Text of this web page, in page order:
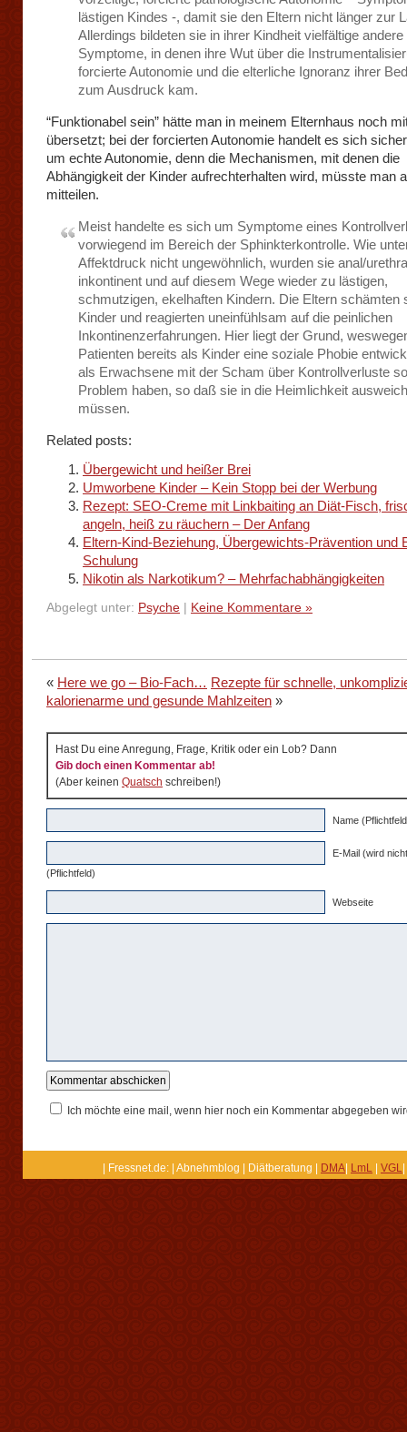
lästigen Kindes -, damit sie den Eltern nicht länger zur
Allerdings bildeten sie in ihrer Kindheit vielfältige andere
Symptome, in denen ihre Wut über die
forcierte Autonomie und die elterliche Ignoranz ihrer
zum Ausdruck kam.
“Funktionabel sein” hätte man in meinem Elternhaus noch
übersetzt; bei der forcierten Autonomie handelt es sich
um echte Autonomie, denn die Mechanismen, mit denen die
Abhängigkeit der Kinder aufrechterhalten wird, müsste man
mitteilen.
Meist handelte es sich um Symptome eines
vorwiegend im Bereich der Sphinkterkontrolle. Wie
Affektdruck nicht ungewöhnlich, wurden sie anal/
inkontinent und auf diesem Wege wieder zu lästigen,
schmutzigen, ekelhaften Kindern. Die Eltern schämten
Kinder und reagierten uneinfühlsam auf die peinlichen
Inkontinenzerfahrungen. Hier liegt der Grund,
Patienten bereits als Kinder eine soziale Phobie
als Erwachsene mit der Scham über Kontrollverluste
Problem haben, so daß sie in die Heimlichkeit
müssen.
Related posts:
Übergewicht und heißer Brei
Umworbene Kinder – Kein Stopp bei der Werbung
Rezept: SEO-Creme mit Linkbaiting an Diät-Fisch,
angeln, heiß zu räuchern – Der Anfang
Eltern-Kind-Beziehung, Übergewichts-Prävention und
Schulung
Nikotin als Narkotikum? – Mehrfachabhängigkeiten
Abgelegt unter: Psyche Keine Kommentare »
« Here we go – Bio-Fach… Rezepte für schnelle,
kalorienarme und gesunde Mahlzeiten »
Hast Du eine Anregung, Frage, Kritik oder ein Lob? Dann
Gib doch einen Kommentar ab!
(Aber keinen Quatsch schreiben!)
Name
E-Mail (wird
(Pflichtfeld)
Webseite
Ich möchte eine mail, wenn hier noch ein Kommentar abgegeben
| Fressnet.de: | Abnehmblog | Diätberatung | DMA LmL VGL